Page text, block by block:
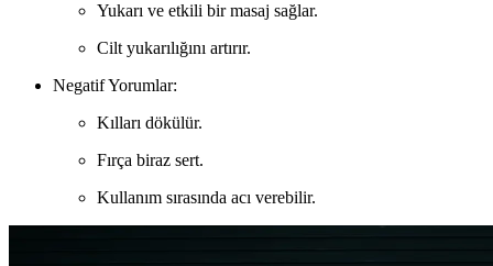
Yukarı ve etkili bir masaj sağlar.
Cilt yukarılığını artırır.
Negatif Yorumlar:
Kılları dökülür.
Fırça biraz sert.
Kullanım sırasında acı verebilir.